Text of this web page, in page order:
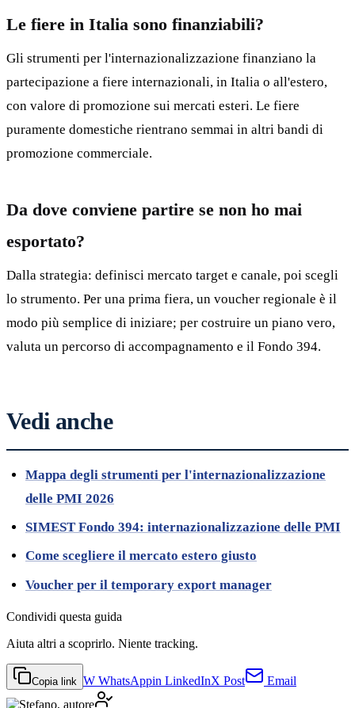
Le fiere in Italia sono finanziabili?
Gli strumenti per l'internazionalizzazione finanziano la
partecipazione a fiere internazionali, in Italia o all'estero,
con valore di promozione sui mercati esteri. Le fiere
puramente domestiche rientrano semmai in altri bandi di
promozione commerciale.
Da dove conviene partire se non ho mai
esportato?
Dalla strategia: definisci mercato target e canale, poi scegli
lo strumento. Per una prima fiera, un voucher regionale è il
modo più semplice di iniziare; per costruire un piano vero,
valuta un percorso di accompagnamento e il Fondo 394.
Vedi anche
Mappa degli strumenti per l'internazionalizzazione
delle PMI 2026
SIMEST Fondo 394: internazionalizzazione delle PMI
Come scegliere il mercato estero giusto
Voucher per il temporary export manager
Condividi questa guida
Aiuta altri a scoprirlo. Niente tracking.
Copia link W WhatsAppin LinkedInX Post Email